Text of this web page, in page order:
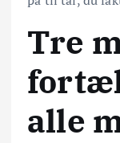
Tre
alle